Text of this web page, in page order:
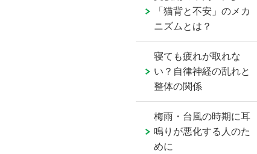
「猫背と不安」のメカ
ニズムとは？
寝ても疲れが取れな
い？自律神経の乱れと
整体の関係
梅雨・台風の時期に耳
鳴りが悪化する人のた
めに